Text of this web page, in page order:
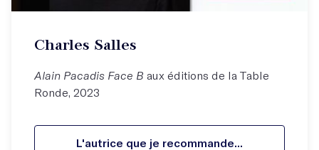
Charles Salles
Alain Pacadis Face B aux éditions de la Table
Ronde, 2023
L'autrice que je recommande...